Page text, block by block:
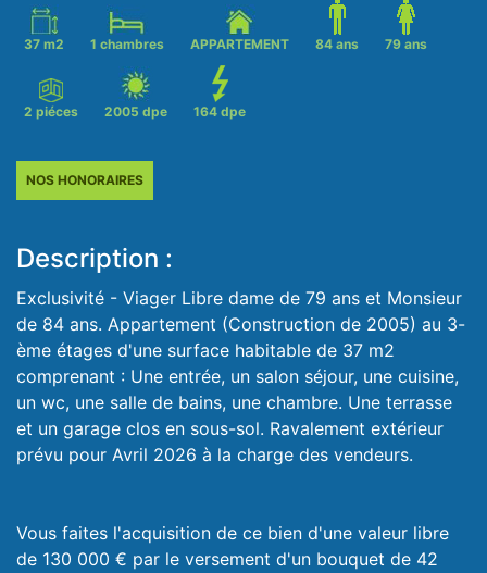
37 m2 1 chambres APPARTEMENT 84 ans 79 ans
2 piéces 2005 dpe 164 dpe
NOS HONORAIRES
Description :
Exclusivité - Viager Libre dame de 79 ans et Monsieur
de 84 ans. Appartement (Construction de 2005) au 3-
ème étages d'une surface habitable de 37 m2
comprenant : Une entrée, un salon séjour, une cuisine,
un wc, une salle de bains, une chambre. Une terrasse
et un garage clos en sous-sol. Ravalement extérieur
prévu pour Avril 2026 à la charge des vendeurs.
Vous faites l'acquisition de ce bien d'une valeur libre
de 130 000 € par le versement d'un bouquet de 42